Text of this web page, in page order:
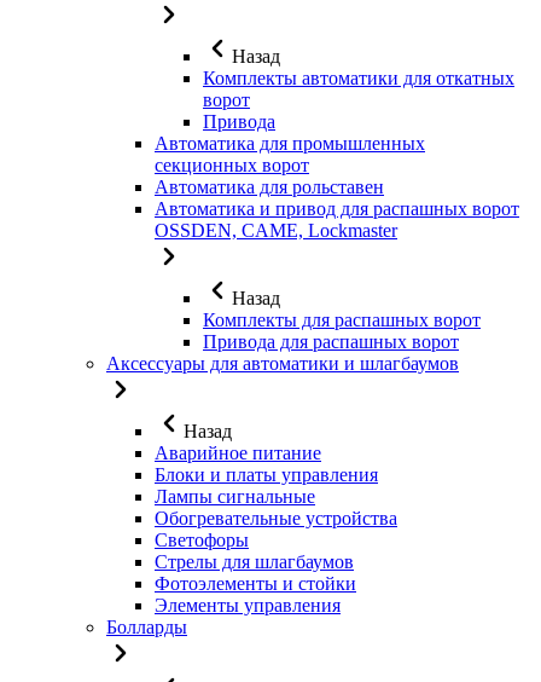
Назад
Комплекты автоматики для откатных
ворот
Привода
Автоматика для промышленных
секционных ворот
Автоматика для рольставен
Автоматика и привод для распашных ворот
OSSDEN, CAME, Lockmaster
Назад
Комплекты для распашных ворот
Привода для распашных ворот
Аксессуары для автоматики и шлагбаумов
Назад
Аварийное питание
Блоки и платы управления
Лампы сигнальные
Обогревательные устройства
Светофоры
Стрелы для шлагбаумов
Фотоэлементы и стойки
Элементы управления
Болларды